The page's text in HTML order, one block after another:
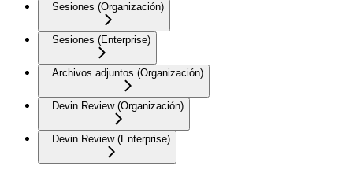
Sesiones (Organización)
Sesiones (Enterprise)
Archivos adjuntos (Organización)
Devin Review (Organización)
Devin Review (Enterprise)